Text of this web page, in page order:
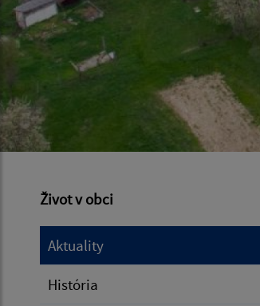
Život v obci
Aktuality
História